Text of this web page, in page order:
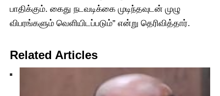
பாதிக்கும். கைது நடவடிக்கை முடிந்தவுடன் முழு
விபரங்களும் வெளியிடப்படும்” என்று தெரிவித்தார்.
Related Articles